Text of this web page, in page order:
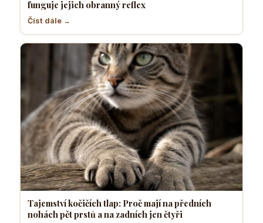
funguje jejich obranný reflex
Číst dále →
Tajemství kočičích tlap: Proč mají na předních
nohách pět prstů a na zadních jen čtyři